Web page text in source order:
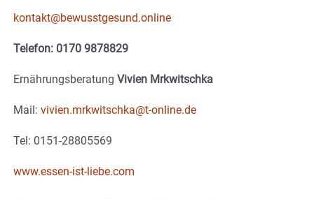
kontakt@bewusstgesund.online
Telefon: 0170 9878829
Ernährungsberatung Vivien Mrkwitschka
Mail: vivien.mrkwitschka@t-online.de
Tel: 0151-28805569
www.essen-ist-liebe.com